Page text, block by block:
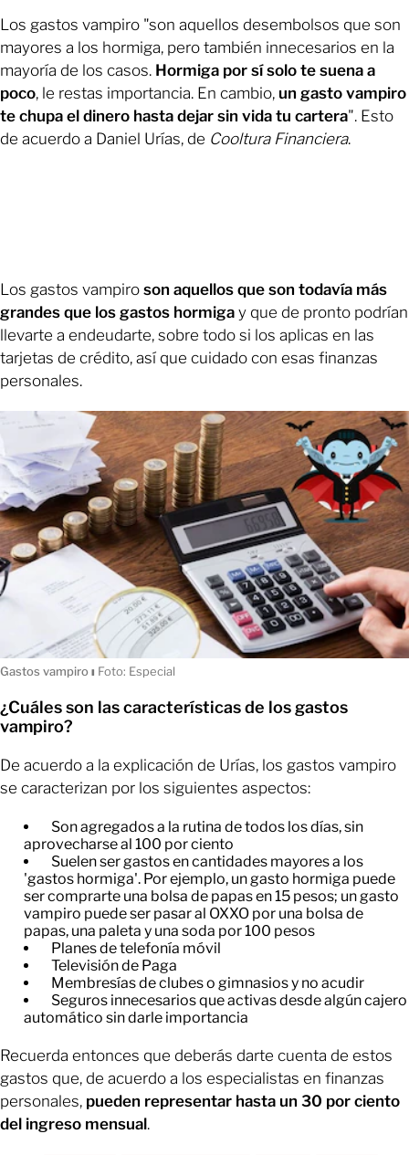
Los gastos vampiro "son aquellos desembolsos que son
mayores a los hormiga, pero también innecesarios en la
mayoría de los casos. Hormiga por sí solo te suena a
poco, le restas importancia. En cambio, un gasto vampiro
te chupa el dinero hasta dejar sin vida tu cartera". Esto
de acuerdo a Daniel Urías, de Cooltura Financiera.
Los gastos vampiro son aquellos que son todavía más
grandes que los gastos hormiga y que de pronto podrían
llevarte a endeudarte, sobre todo si los aplicas en las
tarjetas de crédito, así que cuidado con esas finanzas
personales.
Gastos vampiroı Foto: Especial
¿Cuáles son las características de los gastos
vampiro?
De acuerdo a la explicación de Urías, los gastos vampiro
se caracterizan por los siguientes aspectos:
Son agregados a la rutina de todos los días, sin
aprovecharse al 100 por ciento
​Suelen ser gastos en cantidades mayores a los
'gastos hormiga'. Por ejemplo, un gasto hormiga puede
ser comprarte una bolsa de papas en 15 pesos; un gasto
vampiro puede ser pasar al OXXO por una bolsa de
papas, una paleta y una soda por 100 pesos
​Planes de telefonía móvil
​Televisión de Paga
​Membresías de clubes o gimnasios y no acudir
​Seguros innecesarios que activas desde algún cajero
automático sin darle importancia
Recuerda entonces que deberás darte cuenta de estos
gastos que, de acuerdo a los especialistas en finanzas
personales, pueden representar hasta un 30 por ciento
del ingreso mensual.